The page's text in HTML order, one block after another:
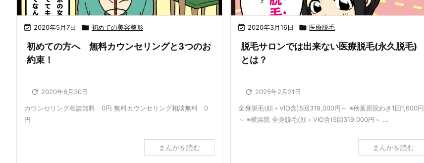
 2020年5月7日  初めての美容整形
初めての方へ 無料カウンセリングと3つのお
約束！
 2020年6月30日
カウンセリング相談無料 0円 無料カウンセリング相談無料 0
円
まんがを読む
 2020年3月16日  医療脱毛
脱毛サロンでは出来ない医療脱毛(永久脱毛)
とは？
 2025年2月21日
全身脱毛(顔＋VIO含)5回319,000円～ ※秋葉原院わき1回1,600円
～ ※横浜院 全身脱毛(顔＋VIO含)5回319,000円～ ...
まんがを読む